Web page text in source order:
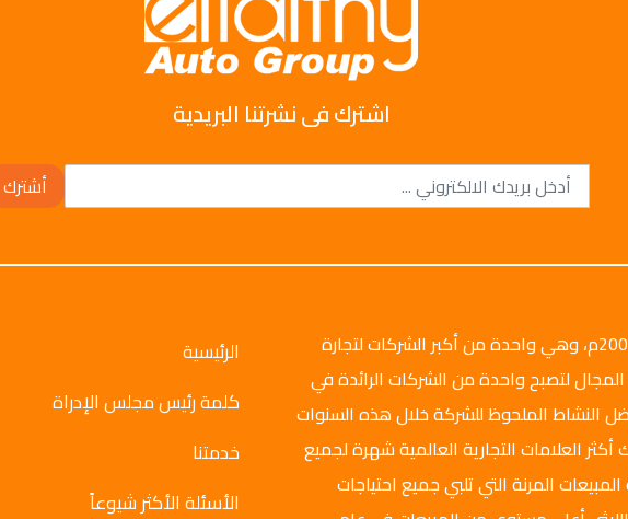
اشترك فى نشرتنا البريدية
أشترك
تأسست شركة الليثي أوتو جروب عام 2008م، وهي واحدة من أكبر الشركات لتجارة
لتصبح واحدة من الشركات الرائدة في
النشاط الملحوظ للشركة خلال هذه السنوات
العلامات التجارية العالمية شهرة لجميع
المرنة التي تلبي جميع احتياجات
الرئيسية
كلمة رئيس مجلس الإدراة
خدمتنا
الأسئلة الأكثر شيوعاً